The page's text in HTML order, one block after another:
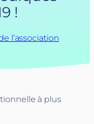
!
l’association
à plus